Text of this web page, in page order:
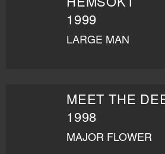
1999
LARGE MAN
MEET THE
1998
MAJOR FLOWER